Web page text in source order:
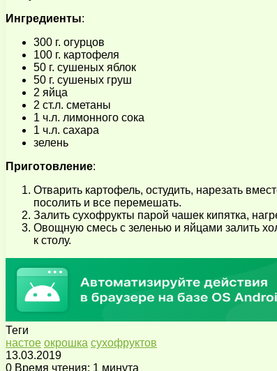
Ингредиенты:
300 г. огурцов
100 г. картофеля
50 г. сушеных яблок
50 г. сушеных груш
2 яйца
2 ст.л. сметаны
1 ч.л. лимонного сока
1 ч.л. сахара
зелень
Приготовление:
Отварить картофель, остудить, нарезать
посолить и все перемешать.
Залить сухофрукты парой чашек кипятка,
Овощную смесь с зеленью и яйцами залить
к столу.
Теги
настое окрошка сухофруктов
13.03.2019
0 Время чтения: 1 минута